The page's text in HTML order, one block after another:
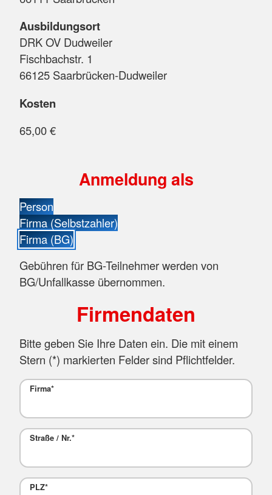
Ausbildungsort
DRK OV Dudweiler
Fischbachstr. 1
66125 Saarbrücken-Dudweiler
Kosten
65,00 €
Anmeldung als
Person
Firma (Selbstzahler)
Firma (BG)
Gebühren für BG-Teilnehmer werden von
BG/Unfallkasse übernommen.
Firmendaten
Bitte geben Sie Ihre Daten ein. Die mit einem
Stern (*) markierten Felder sind Pflichtfelder.
Firma*
Straße / Nr.*
PLZ*